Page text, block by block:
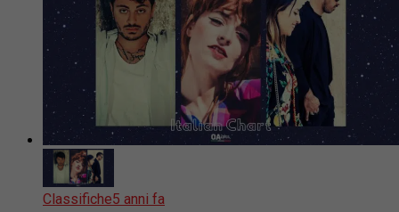
Classifiche5 anni fa